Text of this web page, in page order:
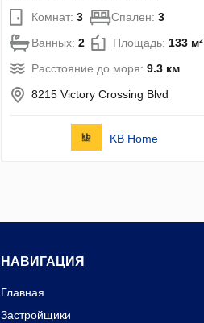
Комнат: 3 Спален: 3
Ванных: 2 Площадь: 133 м²
Расстояние до моря: 9.3 км
8215 Victory Crossing Blvd
KB Home
НАВИГАЦИЯ
Главная
Застройщики